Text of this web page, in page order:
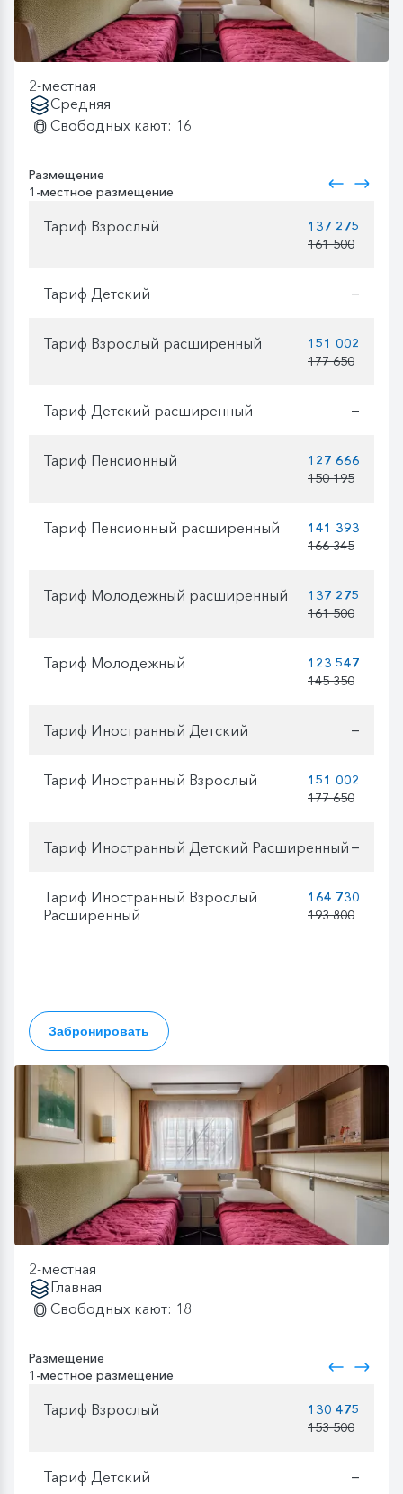
2-местная
Средняя
Свободных кают: 16
Размещение
1-местное размещение
Тариф Взрослый
137 275
161 500
Тариф Детский —
Тариф Взрослый расширенный
151 002
177 650
Тариф Детский расширенный —
Тариф Пенсионный
127 666
150 195
Тариф Пенсионный расширенный
141 393
166 345
Тариф Молодежный расширенный
137 275
161 500
Тариф Молодежный
123 547
145 350
Тариф Иностранный Детский —
Тариф Иностранный Взрослый
151 002
177 650
Тариф Иностранный Детский Расширенный —
Тариф Иностранный Взрослый
Расширенный
164 730
193 800
Забронировать
2-местная
Главная
Свободных кают: 18
Размещение
1-местное размещение
Тариф Взрослый
130 475
153 500
Тариф Детский —